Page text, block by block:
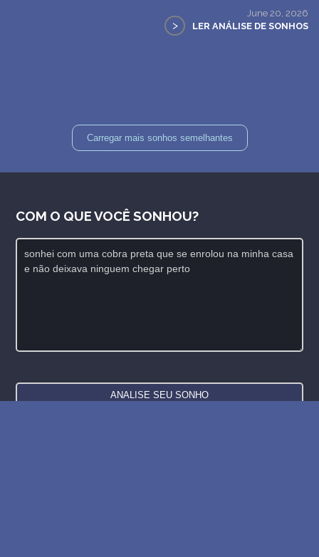
June 20, 2026
> LER ANÁLISE DE SONHOS
Carregar mais sonhos semelhantes
COM O QUE VOCÊ SONHOU?